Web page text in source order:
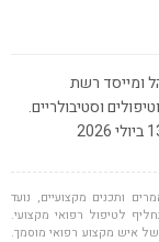
ומייסד רשת
וסטיבולריים.
ותכנים מקצועיים, נועד
לטיפול רפואי מקצועי.
של איש מקצוע רפואי מוסמך.